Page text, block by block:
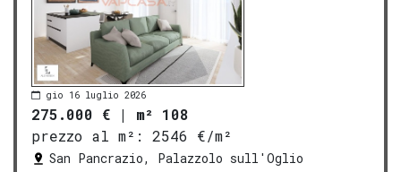
gio 16 luglio 2026
275.000 € | m² 108
prezzo al m²:
2546 €/m²
San Pancrazio, Palazzolo sull'Oglio